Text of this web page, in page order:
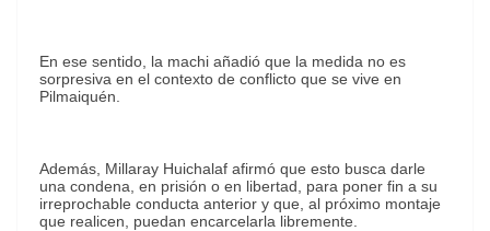
En ese sentido, la machi añadió que la medida no es
sorpresiva en el contexto de conflicto que se vive en
Pilmaiquén.
Además, Millaray Huichalaf afirmó que esto busca darle
una condena, en prisión o en libertad, para poner fin a su
irreprochable conducta anterior y que, al próximo montaje
que realicen, puedan encarcelarla libremente.